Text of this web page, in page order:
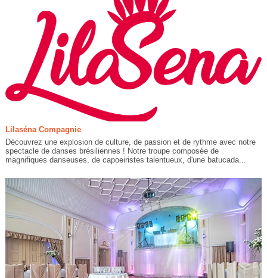
Lilaséna Compagnie
Découvrez une explosion de culture, de passion et de rythme avec notre
spectacle de danses brésiliennes ! Notre troupe composée de
magnifiques danseuses, de capoeiristes talentueux, d'une batucada...